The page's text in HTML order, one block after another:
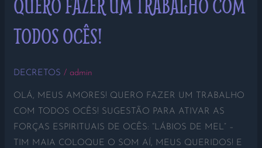
TODOS OCÊS!
DECRETOS /admin
OLÁ, MEUS AMORES! QUERO FAZER UM TRABALHO
COM TODOS OCÊS! SUGESTÃO PARA ATIVAR AS
FORÇAS ESPIRITUAIS DE OCÊS: “LÁBIOS DE MEL” –
TIM MAIA COLOQUE O SOM AÍ, MEUS QUERIDOS! E